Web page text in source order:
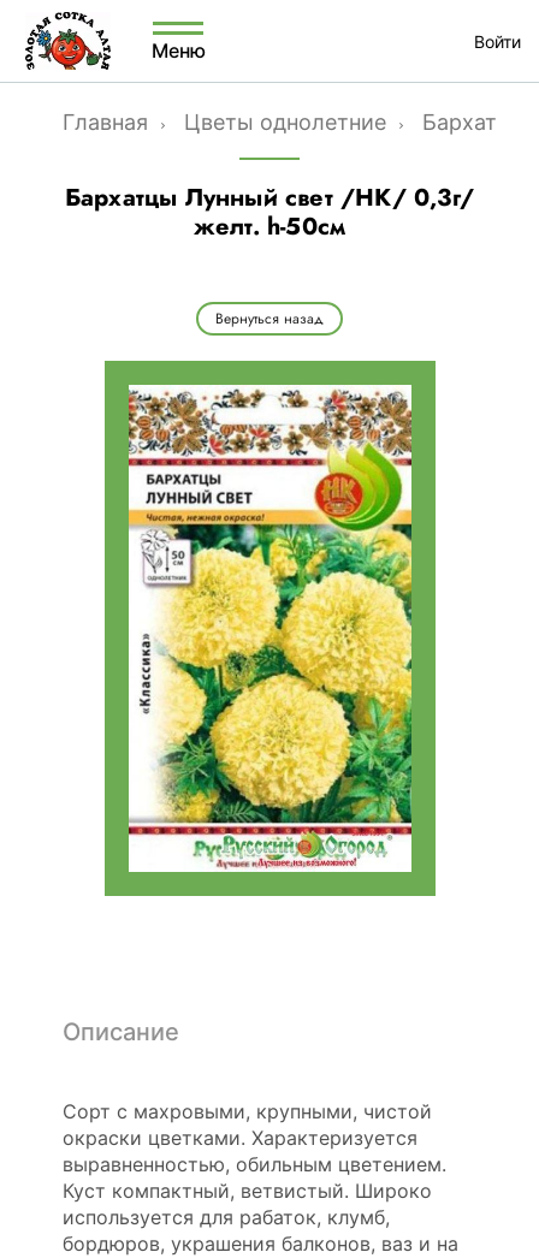
Меню Войти
Главная Цветы однолетние Бархатцы
Бархатцы Лунный свет /НК/ 0,3г/
желт. h-50см
Вернуться назад
Описание
Сорт с махровыми, крупными, чистой
окраски цветками. Характеризуется
выравненностью, обильным цветением.
Куст компактный, ветвистый. Широко
используется для рабаток, клумб,
бордюров, украшения балконов, ваз и на